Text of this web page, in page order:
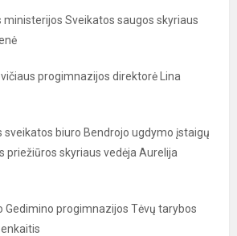
ministerijos Sveikatos saugos skyriaus
progimnazijos direktorė Lina
sveikatos biuro Bendrojo ugdymo įstaigų
priežiūros skyriaus vedėja Aurelija
Gedimino progimnazijos Tėvų tarybos